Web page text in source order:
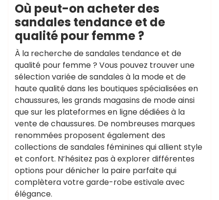
Où peut-on acheter des
sandales tendance et de
qualité pour femme ?
À la recherche de sandales tendance et de
qualité pour femme ? Vous pouvez trouver une
sélection variée de sandales à la mode et de
haute qualité dans les boutiques spécialisées en
chaussures, les grands magasins de mode ainsi
que sur les plateformes en ligne dédiées à la
vente de chaussures. De nombreuses marques
renommées proposent également des
collections de sandales féminines qui allient style
et confort. N’hésitez pas à explorer différentes
options pour dénicher la paire parfaite qui
complètera votre garde-robe estivale avec
élégance.